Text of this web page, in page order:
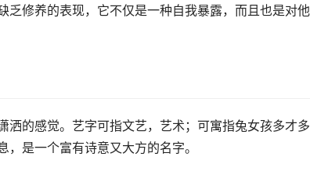
修养的表现，它不仅是一种自我暴露，而且也是对
洒的感觉。艺字可指文艺，艺术；可寓指兔女孩多才多
是一个富有诗意又大方的名字。